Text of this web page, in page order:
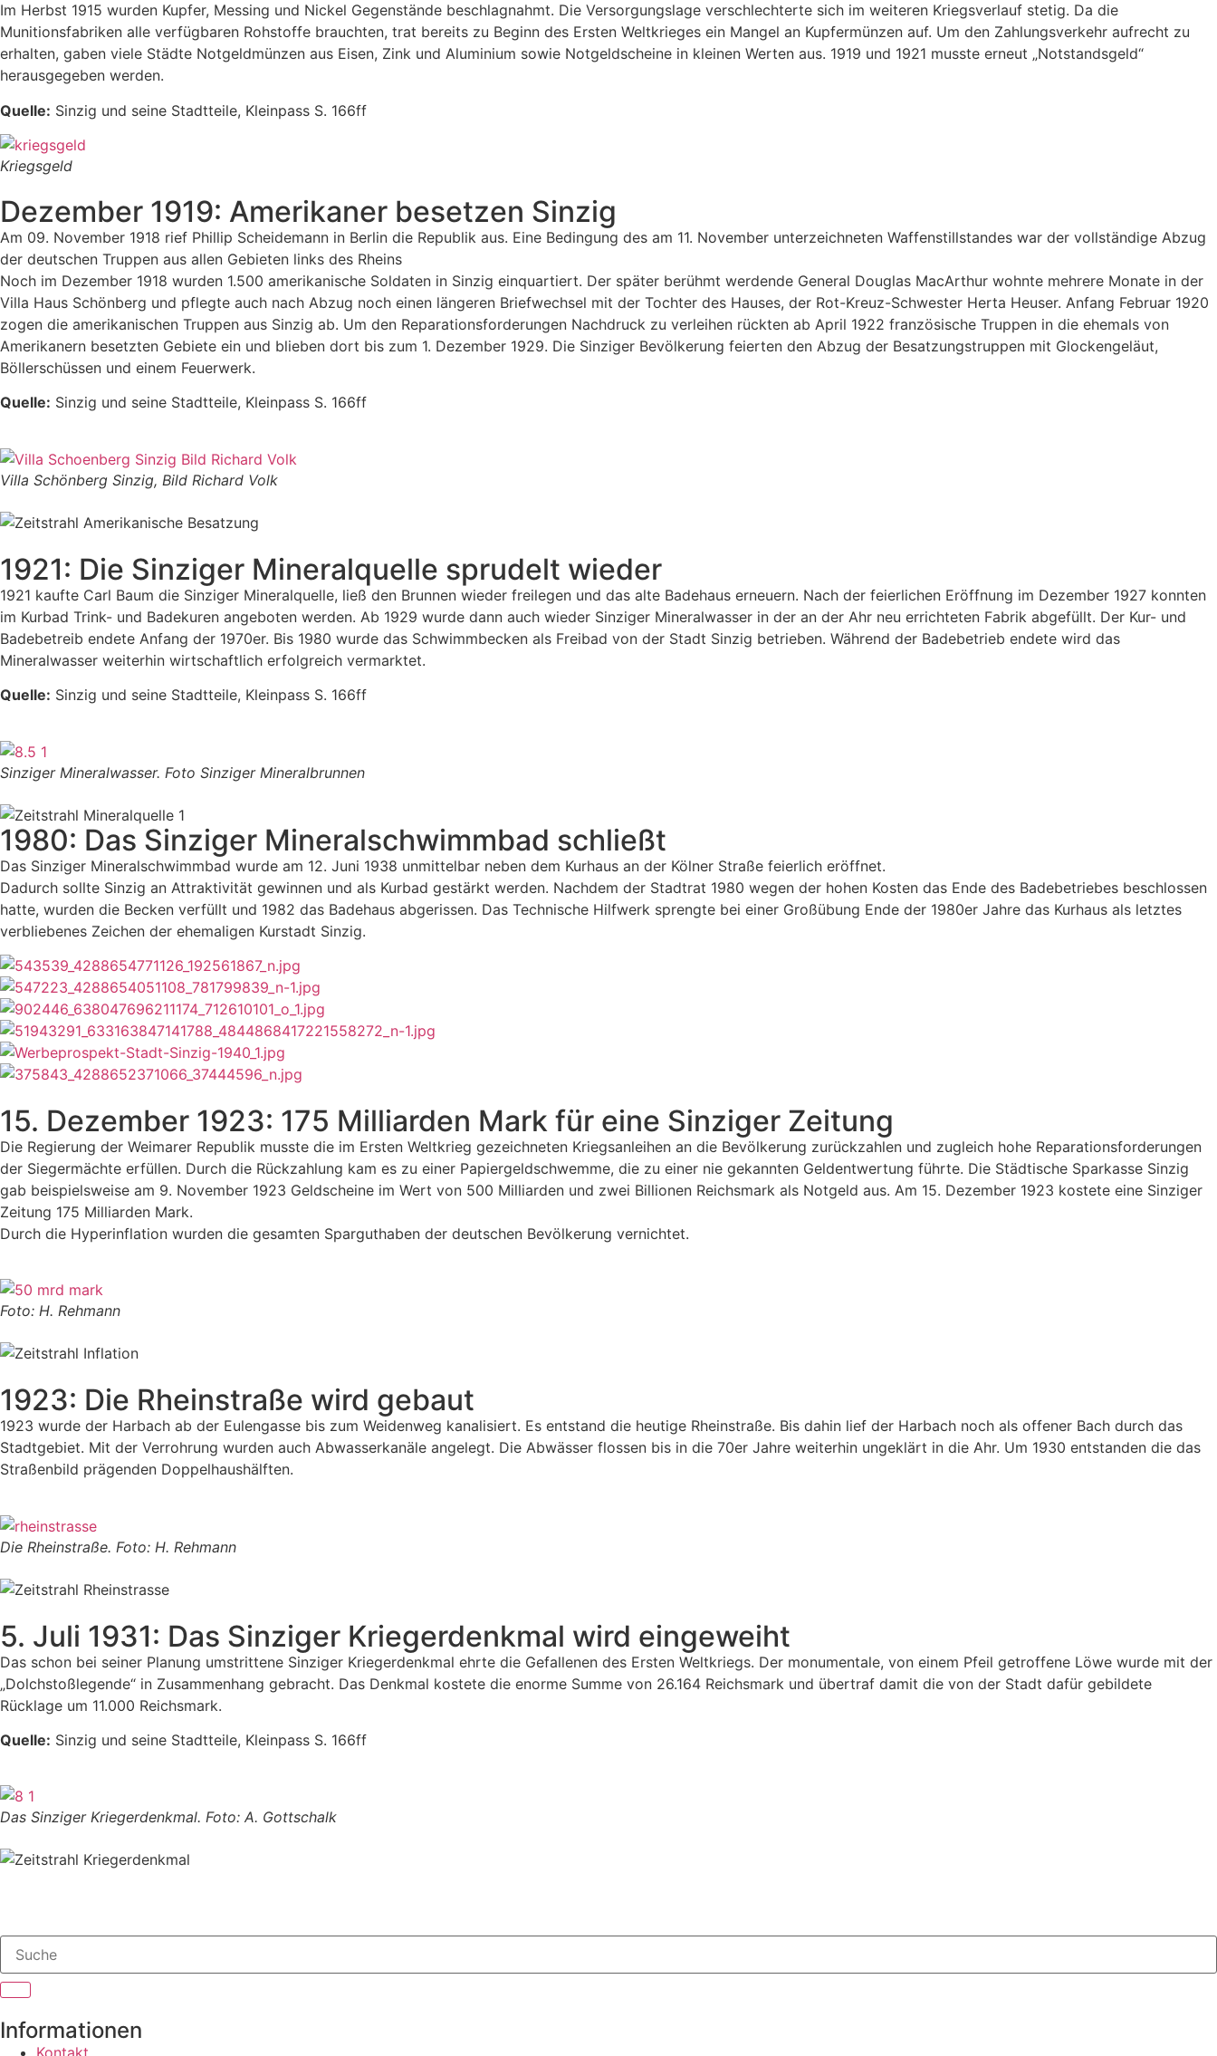
Im Herbst 1915 wurden Kupfer, Messing und Nickel Gegenstände beschlagnahmt. Die Versorgungslage verschlechterte sich im weiteren Kriegsverlauf stetig. Da die
Munitionsfabriken alle verfügbaren Rohstoffe brauchten, trat bereits zu Beginn des Ersten Weltkrieges ein Mangel an Kupfermünzen auf. Um den Zahlungsverkehr aufrecht zu
erhalten, gaben viele Städte Notgeldmünzen aus Eisen, Zink und Aluminium sowie Notgeldscheine in kleinen Werten aus. 1919 und 1921 musste erneut „Notstandsgeld“
herausgegeben werden.
Quelle: Sinzig und seine Stadtteile, Kleinpass S. 166ff
Kriegsgeld
Dezember 1919: Amerikaner besetzen Sinzig
Am 09. November 1918 rief Phillip Scheidemann in Berlin die Republik aus. Eine Bedingung des am 11. November unterzeichneten Waffenstillstandes war der vollständige Abzug
der deutschen Truppen aus allen Gebieten links des Rheins
Noch im Dezember 1918 wurden 1.500 amerikanische Soldaten in Sinzig einquartiert. Der später berühmt werdende General Douglas MacArthur wohnte mehrere Monate in der
Villa Haus Schönberg und pflegte auch nach Abzug noch einen längeren Briefwechsel mit der Tochter des Hauses, der Rot-Kreuz-Schwester Herta Heuser. Anfang Februar 1920
zogen die amerikanischen Truppen aus Sinzig ab. Um den Reparationsforderungen Nachdruck zu verleihen rückten ab April 1922 französische Truppen in die ehemals von
Amerikanern besetzten Gebiete ein und blieben dort bis zum 1. Dezember 1929. Die Sinziger Bevölkerung feierten den Abzug der Besatzungstruppen mit Glockengeläut,
Böllerschüssen und einem Feuerwerk.
Quelle: Sinzig und seine Stadtteile, Kleinpass S. 166ff
Villa Schönberg Sinzig, Bild Richard Volk
1921: Die Sinziger Mineralquelle sprudelt wieder
1921 kaufte Carl Baum die Sinziger Mineralquelle, ließ den Brunnen wieder freilegen und das alte Badehaus erneuern. Nach der feierlichen Eröffnung im Dezember 1927 konnten
im Kurbad Trink- und Badekuren angeboten werden. Ab 1929 wurde dann auch wieder Sinziger Mineralwasser in der an der Ahr neu errichteten Fabrik abgefüllt. Der Kur- und
Badebetreib endete Anfang der 1970er. Bis 1980 wurde das Schwimmbecken als Freibad von der Stadt Sinzig betrieben. Während der Badebetrieb endete wird das
Mineralwasser weiterhin wirtschaftlich erfolgreich vermarktet.
Quelle: Sinzig und seine Stadtteile, Kleinpass S. 166ff
Sinziger Mineralwasser. Foto Sinziger Mineralbrunnen
1980: Das Sinziger Mineralschwimmbad schließt
Das Sinziger Mineralschwimmbad wurde am 12. Juni 1938 unmittelbar neben dem Kurhaus an der Kölner Straße feierlich eröffnet.
Dadurch sollte Sinzig an Attraktivität gewinnen und als Kurbad gestärkt werden. Nachdem der Stadtrat 1980 wegen der hohen Kosten das Ende des Badebetriebes beschlossen
hatte, wurden die Becken verfüllt und 1982 das Badehaus abgerissen. Das Technische Hilfwerk sprengte bei einer Großübung Ende der 1980er Jahre das Kurhaus als letztes
verbliebenes Zeichen der ehemaligen Kurstadt Sinzig.
15. Dezember 1923: 175 Milliarden Mark für eine Sinziger Zeitung
Die Regierung der Weimarer Republik musste die im Ersten Weltkrieg gezeichneten Kriegsanleihen an die Bevölkerung zurückzahlen und zugleich hohe Reparationsforderungen
der Siegermächte erfüllen. Durch die Rückzahlung kam es zu einer Papiergeldschwemme, die zu einer nie gekannten Geldentwertung führte. Die Städtische Sparkasse Sinzig
gab beispielsweise am 9. November 1923 Geldscheine im Wert von 500 Milliarden und zwei Billionen Reichsmark als Notgeld aus. Am 15. Dezember 1923 kostete eine Sinziger
Zeitung 175 Milliarden Mark.
Durch die Hyperinflation wurden die gesamten Sparguthaben der deutschen Bevölkerung vernichtet.
Foto: H. Rehmann
1923: Die Rheinstraße wird gebaut
1923 wurde der Harbach ab der Eulengasse bis zum Weidenweg kanalisiert. Es entstand die heutige Rheinstraße. Bis dahin lief der Harbach noch als offener Bach durch das
Stadtgebiet. Mit der Verrohrung wurden auch Abwasserkanäle angelegt. Die Abwässer flossen bis in die 70er Jahre weiterhin ungeklärt in die Ahr. Um 1930 entstanden die das
Straßenbild prägenden Doppelhaushälften.
Die Rheinstraße. Foto: H. Rehmann
5. Juli 1931: Das Sinziger Kriegerdenkmal wird eingeweiht
Das schon bei seiner Planung umstrittene Sinziger Kriegerdenkmal ehrte die Gefallenen des Ersten Weltkriegs. Der monumentale, von einem Pfeil getroffene Löwe wurde mit der
„Dolchstoßlegende“ in Zusammenhang gebracht. Das Denkmal kostete die enorme Summe von 26.164 Reichsmark und übertraf damit die von der Stadt dafür gebildete
Rücklage um 11.000 Reichsmark.
Quelle: Sinzig und seine Stadtteile, Kleinpass S. 166ff
Das Sinziger Kriegerdenkmal. Foto: A. Gottschalk
Informationen